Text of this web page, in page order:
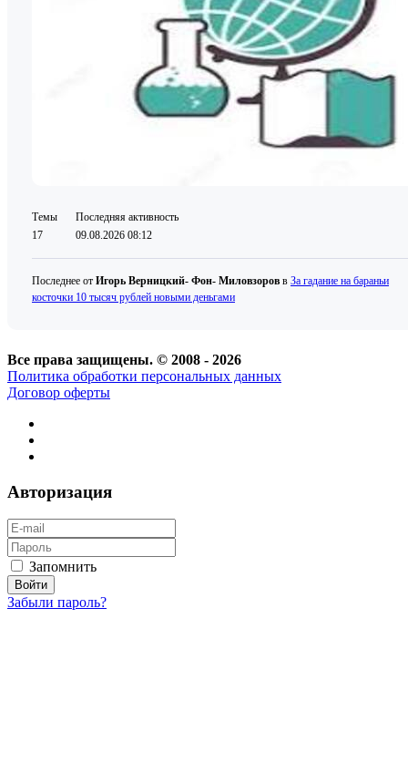
Темы
17
Последняя активность
09.08.2026 08:12
Последнее от Игорь Верницкий- Фон- Миловзоров в За гадание на бараньи
косточки 10 тысяч рублей новыми деньгами
Все права защищены. © 2008 - 2026
Политика обработки персональных данных
Договор оферты
Авторизация
Запомнить
Забыли пароль?